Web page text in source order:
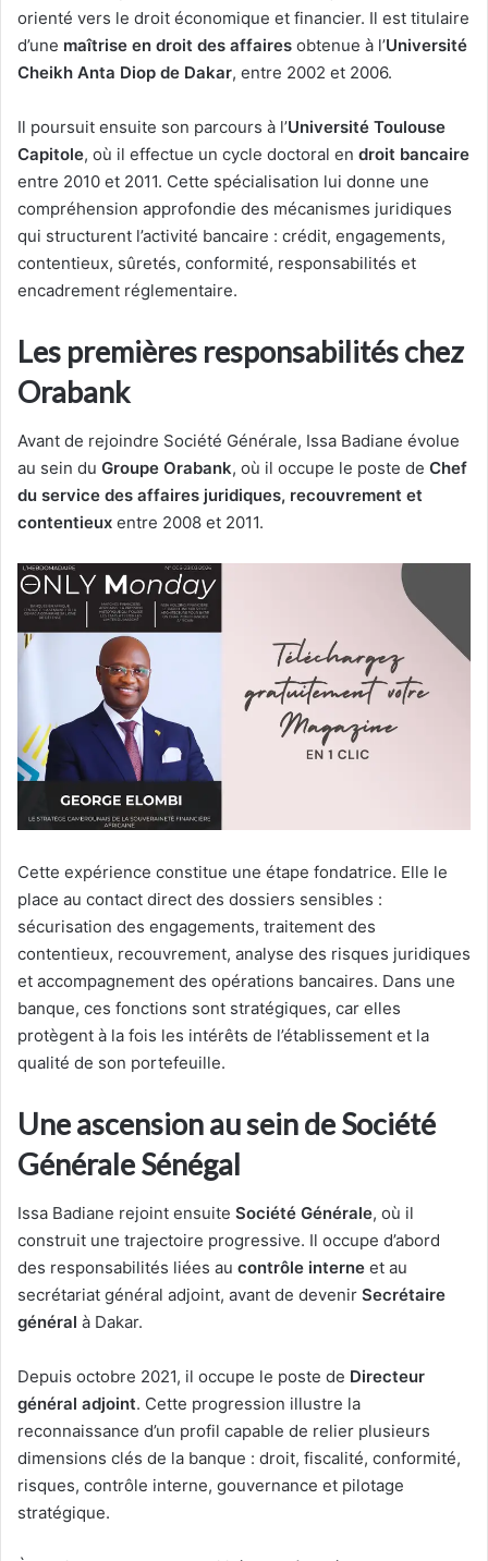
orienté vers le droit économique et financier. Il est titulaire
d’une maîtrise en droit des affaires obtenue à l’Université
Cheikh Anta Diop de Dakar, entre 2002 et 2006.
Il poursuit ensuite son parcours à l’Université Toulouse
Capitole, où il effectue un cycle doctoral en droit bancaire
entre 2010 et 2011. Cette spécialisation lui donne une
compréhension approfondie des mécanismes juridiques
qui structurent l’activité bancaire : crédit, engagements,
contentieux, sûretés, conformité, responsabilités et
encadrement réglementaire.
Les premières responsabilités chez
Orabank
Avant de rejoindre Société Générale, Issa Badiane évolue
au sein du Groupe Orabank, où il occupe le poste de Chef
du service des affaires juridiques, recouvrement et
contentieux entre 2008 et 2011.
Cette expérience constitue une étape fondatrice. Elle le
place au contact direct des dossiers sensibles :
sécurisation des engagements, traitement des
contentieux, recouvrement, analyse des risques juridiques
et accompagnement des opérations bancaires. Dans une
banque, ces fonctions sont stratégiques, car elles
protègent à la fois les intérêts de l’établissement et la
qualité de son portefeuille.
Une ascension au sein de Société
Générale Sénégal
Issa Badiane rejoint ensuite Société Générale, où il
construit une trajectoire progressive. Il occupe d’abord
des responsabilités liées au contrôle interne et au
secrétariat général adjoint, avant de devenir Secrétaire
général à Dakar.
Depuis octobre 2021, il occupe le poste de Directeur
général adjoint. Cette progression illustre la
reconnaissance d’un profil capable de relier plusieurs
dimensions clés de la banque : droit, fiscalité, conformité,
risques, contrôle interne, gouvernance et pilotage
stratégique.